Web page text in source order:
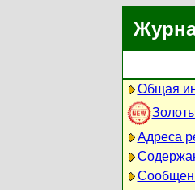
Общая
Адреса